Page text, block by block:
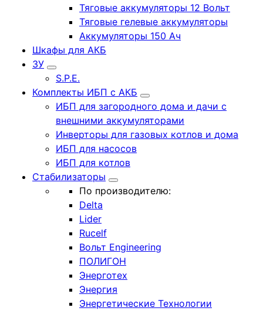
Тяговые аккумуляторы 12 Вольт
Тяговые гелевые аккумуляторы
Аккумуляторы 150 Ач
Шкафы для АКБ
ЗУ
S.P.E.
Комплекты ИБП с АКБ
ИБП для загородного дома и дачи с
внешними аккумуляторами
Инверторы для газовых котлов и дома
ИБП для насосов
ИБП для котлов
Стабилизаторы
По производителю:
Delta
Lider
Rucelf
Вольт Engineering
ПОЛИГОН
Энерготех
Энергия
Энергетические Технологии